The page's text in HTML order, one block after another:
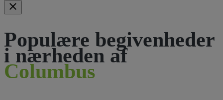
Populære begivenheder
i nærheden af
Columbus